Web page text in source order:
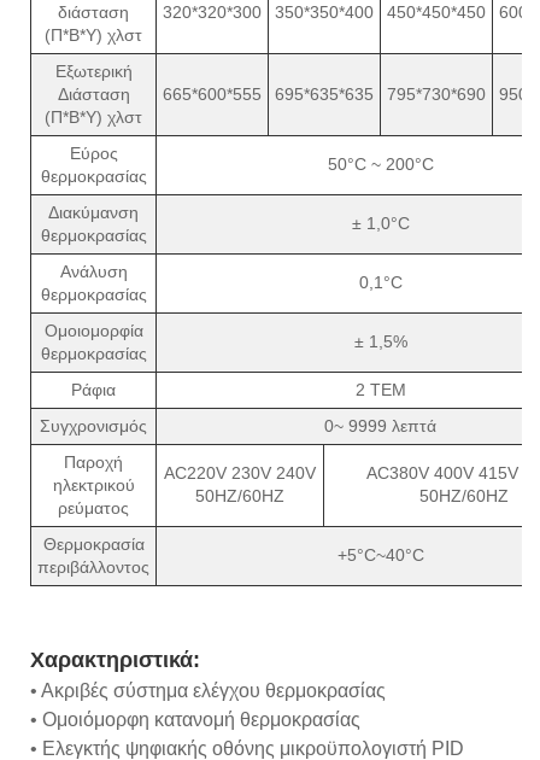
διάσταση
(Π*Β*Υ) χλστ
320*320*300 350*350*400 450*450*450
Εξωτερική
Διάσταση
(Π*Β*Υ) χλστ
665*600*555 695*635*635 795*730*690
Εύρος
θερμοκρασίας
50°C ~ 200°C
Διακύμανση
θερμοκρασίας
± 1,0°C
Ανάλυση
θερμοκρασίας
0,1°C
Ομοιομορφία
θερμοκρασίας
± 1,5%
Ράφια
2 ΤΕΜ
Συγχρονισμός
0~ 9999 λεπτά
Παροχή
ηλεκτρικού
ρεύματος
AC220V 230V 240V
50HZ/60HZ
AC380V 400V 415V
50HZ/60HZ
Θερμοκρασία
περιβάλλοντος
+5°C~40°C
Χαρακτηριστικά:
• Ακριβές σύστημα ελέγχου θερμοκρασίας
• Ομοιόμορφη κατανομή θερμοκρασίας
• Ελεγκτής ψηφιακής οθόνης μικροϋπολογιστή PID